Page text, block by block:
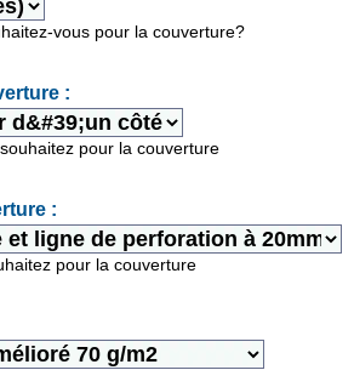
vous pour la couverture?
:
pour la couverture
:
pour la couverture